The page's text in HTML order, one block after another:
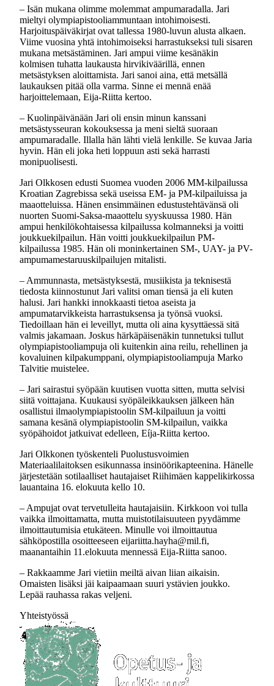
– Isän mukana olimme molemmat ampumaradalla. Jari
mieltyi olympiapistooliammuntaan intohimoisesti.
Harjoituspäiväkirjat ovat tallessa 1980-luvun alusta alkaen.
Viime vuosina yhtä intohimoiseksi harrastukseksi tuli sisaren
mukana metsästäminen. Jari ampui viime kesänäkin
kolmisen tuhatta laukausta hirvikiväärillä, ennen
metsästyksen aloittamista. Jari sanoi aina, että metsällä
laukauksen pitää olla varma. Sinne ei mennä enää
harjoittelemaan, Eija-Riitta kertoo.
– Kuolinpäivänään Jari oli ensin minun kanssani
metsästysseuran kokouksessa ja meni sieltä suoraan
ampumaradalle. Illalla hän lähti vielä lenkille. Se kuvaa Jaria
hyvin. Hän eli joka heti loppuun asti sekä harrasti
monipuolisesti.
Jari Olkkosen edusti Suomea vuoden 2006 MM-kilpailussa
Kroatian Zagrebissa sekä useissa EM- ja PM-kilpailuissa ja
maaotteluissa. Hänen ensimmäinen edustustehtävänsä oli
nuorten Suomi-Saksa-maaottelu syyskuussa 1980. Hän
ampui henkilökohtaisessa kilpailussa kolmanneksi ja voitti
joukkuekilpailun. Hän voitti joukkuekilpailun PM-
kilpailussa 1985. Hän oli moninkertainen SM-, UAY- ja PV-
ampumamestaruuskilpailujen mitalisti.
– Ammunnasta, metsästyksestä, musiikista ja teknisestä
tiedosta kiinnostunut Jari valitsi oman tiensä ja eli kuten
halusi. Jari hankki innokkaasti tietoa aseista ja
ampumatarvikkeista harrastuksensa ja työnsä vuoksi.
Tiedoillaan hän ei leveillyt, mutta oli aina kysyttäessä sitä
valmis jakamaan. Joskus härkäpäisenäkin tunnetuksi tullut
olympiapistooliampuja oli kuitenkin aina reilu, rehellinen ja
kovaluinen kilpakumppani, olympiapistooliampuja Marko
Talvitie muistelee.
– Jari sairastui syöpään kuutisen vuotta sitten, mutta selvisi
siitä voittajana. Kuukausi syöpäleikkauksen jälkeen hän
osallistui ilmaolympiapistoolin SM-kilpailuun ja voitti
samana kesänä olympiapistoolin SM-kilpailun, vaikka
syöpähoidot jatkuivat edelleen, Eíja-Riitta kertoo.
Jari Olkkonen työskenteli Puolustusvoimien
Materiaalilaitoksen esikunnassa insinöörikapteenina. Hänelle
järjestetään sotilaalliset hautajaiset Riihimäen kappelikirkossa
lauantaina 16. elokuuta kello 10.
– Ampujat ovat tervetulleita hautajaisiin. Kirkkoon voi tulla
vaikka ilmoittamatta, mutta muistotilaisuuteen pyydämme
ilmoittautumisia etukäteen. Minulle voi ilmoittautua
sähköpostilla osoitteeseen eijariitta.hayha@mil.fi,
maanantaihin 11.elokuuta mennessä Eija-Riitta sanoo.
– Rakkaamme Jari vietiin meiltä aivan liian aikaisin.
Omaisten lisäksi jäi kaipaamaan suuri ystävien joukko.
Lepää rauhassa rakas veljeni.
Yhteistyössä